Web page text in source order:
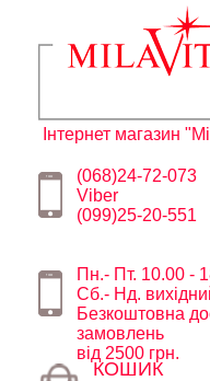
Інтернет магазин
(068)24-72-073
Viber
(099)25-20-551
Пн.- Пт. 10.00 -
Сб.- Нд.
Безкоштовна
замовлень
від 2500 грн.
КОШИК